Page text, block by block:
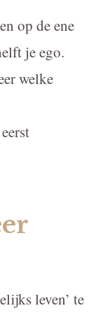
op de ene
je ego.
welke
leven’ te